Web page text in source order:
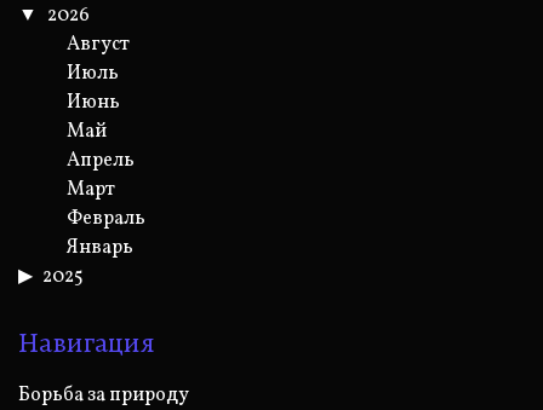
2026
Август
Июль
Июнь
Май
Апрель
Март
Февраль
Январь
2025
Навигация
Борьба за природу